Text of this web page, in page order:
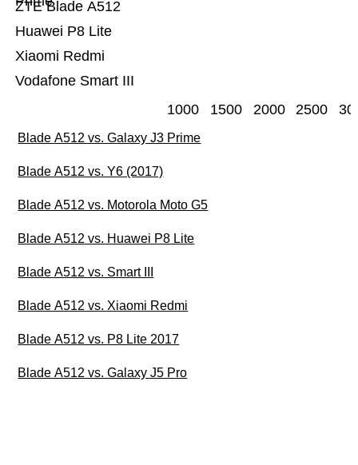
Vodafone Smart III
Xiaomi Redmi
Huawei P8 Lite
ZTE Blade A512
1000 1500 2000 2500
Blade A512 vs. Galaxy J3 Prime
Blade A512 vs. Y6 (2017)
Blade A512 vs. Motorola Moto G5
Blade A512 vs. Huawei P8 Lite
Blade A512 vs. Smart III
Blade A512 vs. Xiaomi Redmi
Blade A512 vs. P8 Lite 2017
Blade A512 vs. Galaxy J5 Pro